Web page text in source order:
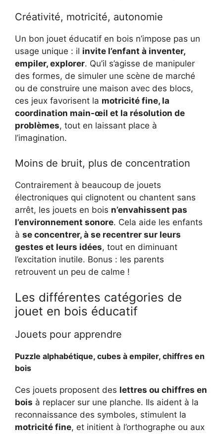
Créativité, motricité, autonomie
Un bon jouet éducatif en bois n’impose pas un
usage unique : il invite l’enfant à inventer,
empiler, explorer. Qu’il s’agisse de manipuler
des formes, de simuler une scène de marché
ou de construire une maison avec des blocs,
ces jeux favorisent la motricité fine, la
coordination main-œil et la résolution de
problèmes, tout en laissant place à
l’imagination.
Moins de bruit, plus de concentration
Contrairement à beaucoup de jouets
électroniques qui clignotent ou chantent sans
arrêt, les jouets en bois n’envahissent pas
l’environnement sonore. Cela aide les enfants
à se concentrer, à se recentrer sur leurs
gestes et leurs idées, tout en diminuant
l’excitation inutile. Bonus : les parents
retrouvent un peu de calme !
Les différentes catégories de
jouet en bois éducatif
Jouets pour apprendre
Puzzle alphabétique, cubes à empiler, chiffres en
bois
Ces jouets proposent des lettres ou chiffres en
bois à replacer sur une planche. Ils aident à la
reconnaissance des symboles, stimulent la
motricité fine, et initient à l’orthographe ou aux